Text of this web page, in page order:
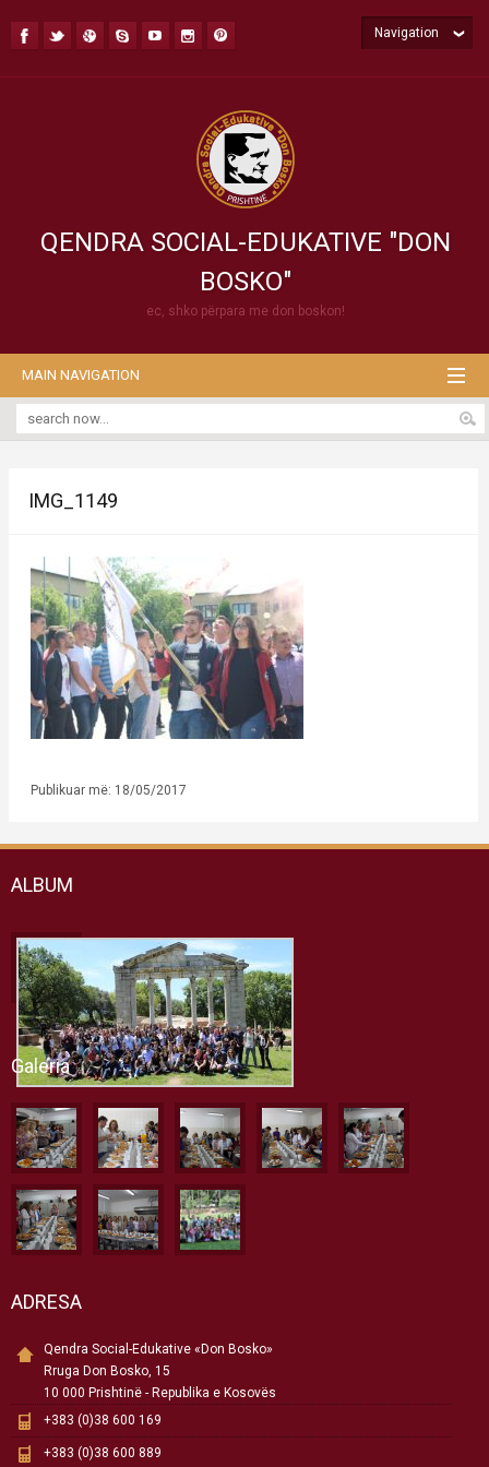
QENDRA SOCIAL-EDUKATIVE "DON
BOSKO"
ec, shko përpara me don boskon!
Navigation
MAIN NAVIGATION
IMG_1149
Publikuar më: 18/05/2017
ALBUM
Galeria
ADRESA
Qendra Social-Edukative «Don Bosko»
Rruga Don Bosko, 15
10 000 Prishtinë - Republika e Kosovës
+383 (0)38 600 169
+383 (0)38 600 889